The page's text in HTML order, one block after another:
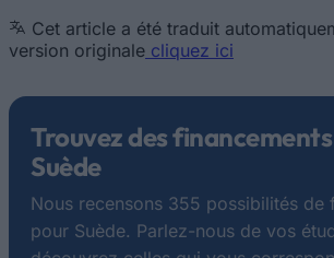
Cet article a été traduit
version originale cliquez ici
Trouvez des
Suède
Nous recensons 355 possibilités de
pour Suède. Parlez-nous de vos